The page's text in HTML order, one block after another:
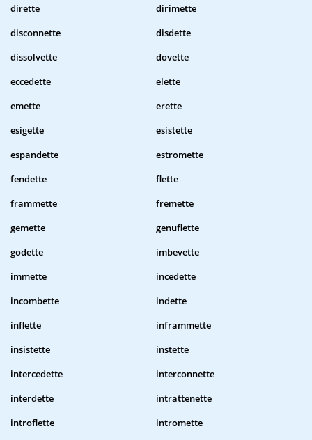
dirette
dirimette
disconnette
disdette
dissolvette
dovette
eccedette
elette
emette
erette
esigette
esistette
espandette
estromette
fendette
flette
frammette
fremette
gemette
genuflette
godette
imbevette
immette
incedette
incombette
indette
inflette
inframmette
insistette
instette
intercedette
interconnette
interdette
intrattenette
introflette
intromette